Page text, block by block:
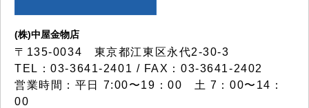
(株)中屋金物店
〒135-0034 東京都江東区永代2-30-3
TEL：03-3641-2401 / FAX：03-3641-2402
営業時間：平日 7:00〜19：00 土 7：00〜14：
00